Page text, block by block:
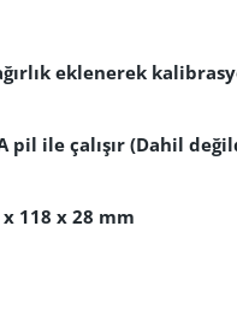
eklenerek
pil ile çalışır (Dahil
118 x 28 mm